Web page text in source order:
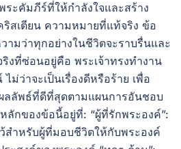
ระคัมภีร์ที่ให้กำลังใจและสร้าง
สเตียน ความหมายที่แท้จริง ข้อ
มว่าทุกอย่างในชีวิตจะราบรื่นและ
งที่ซ่อนอยู่คือ พระเจ้าทรงทำงาน
ว่าจะเป็นเรื่องดีหรือร้าย เพื่อ
ลลัพธ์ที่ดีที่สุดตามแผนการอันชอบ
ลักของข้อนี้อยู่ที่: “ผู้ที่รักพระองค์”:
สำหรับผู้ที่มอบชีวิตให้กับพระองค์